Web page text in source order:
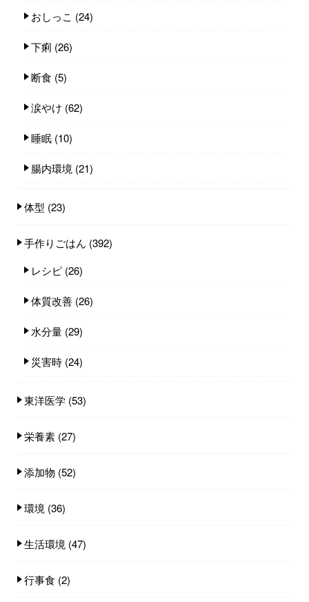
おしっこ (24)
下痢 (26)
断食 (5)
涙やけ (62)
睡眠 (10)
腸内環境 (21)
体型 (23)
手作りごはん (392)
レシピ (26)
体質改善 (26)
水分量 (29)
災害時 (24)
東洋医学 (53)
栄養素 (27)
添加物 (52)
環境 (36)
生活環境 (47)
行事食 (2)